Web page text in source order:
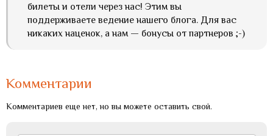
билеты и отели через нас! Этим вы
поддерживаете ведение нашего блога. Для вас
никаких наценок, а нам — бонусы от партнеров ;-)
Комментарии
Комментариев еще нет, но вы можете оставить свой.